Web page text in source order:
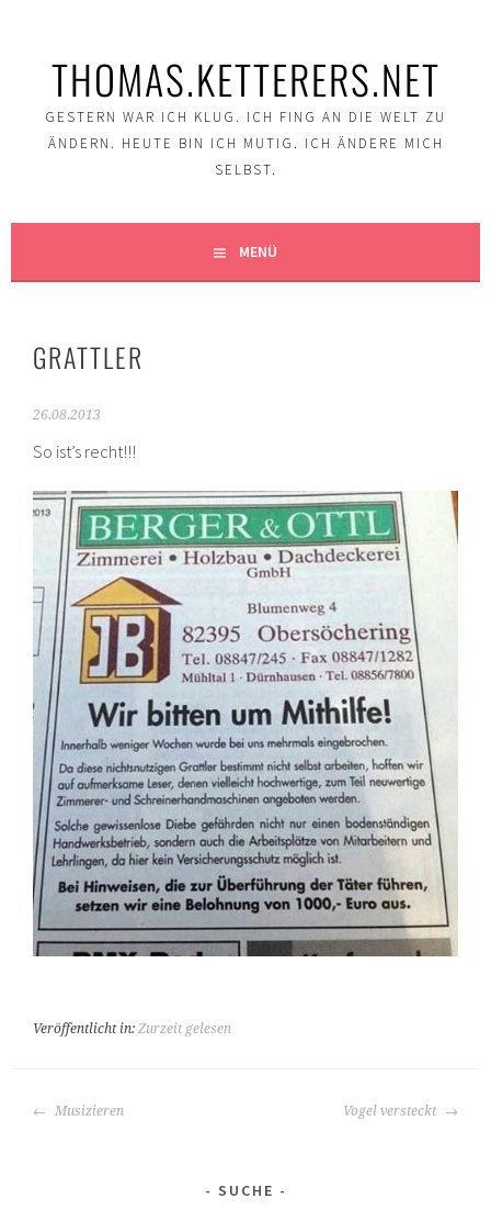
THOMAS.KETTERERS.NET
GESTERN WAR ICH KLUG. ICH FING AN DIE WELT ZU
ÄNDERN. HEUTE BIN ICH MUTIG. ICH ÄNDERE MICH
SELBST.
MENÜ
GRATTLER
26.08.2013
So ist’s recht!!!
Veröffentlicht in:Zurzeit gelesen
BEITRAGS-
Musizieren Vogel versteckt
SUCHE